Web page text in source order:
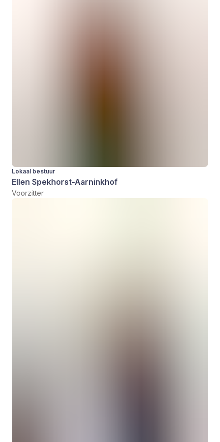
Lokaal bestuur
Ellen Spekhorst-Aarninkhof
Voorzitter